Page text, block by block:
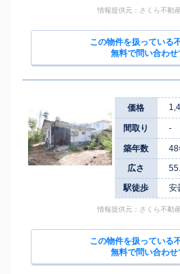
情報提供元：さくら不動
この物件を扱っている
無料で問い合わせ
価格
間取り -
築年数
48
広さ
駅徒歩
安
情報提供元：さくら不動
この物件を扱っている
無料で問い合わせ